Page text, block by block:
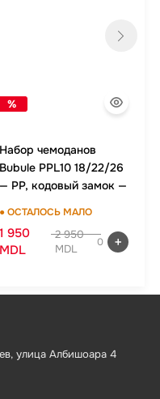
%
Набор чемоданов
Bubule PPL10 18/22/26
— PP, кодовый замок —
● ОСТАЛОСЬ МАЛО
1 950
MDL
2 950
MDL
0
улица Албишоара 4